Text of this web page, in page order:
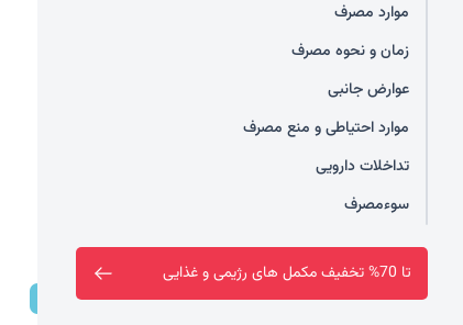
موارد مصرف
زمان و نحوه مصرف
عوارض جانبی
موارد احتیاطی و منع مصرف
تداخلات دارویی
سوءمصرف
فروشگاه سین سا افتتاح شد